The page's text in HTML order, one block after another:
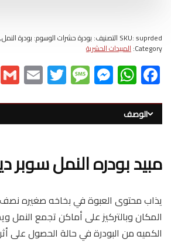
SKU:suprded التصنيف: بودرة حشرات الوسوم: بودرة النمل, مبيد النمل, مبيد بودره
Category: المبيدات الحشرية
F
ac
e
b
ok
W
h
at
s
p
p
M
es
se
n
g
er
M
es
sa
g
e
T
wi
tt
er
E
m
ail الوصف
مبيد بودره النمل سوبر
يذاب محتوى العبوة في بخاخه صغيره
المكان وبالتركيز على أماكن تجمع
الكميه من البودرة في حالة الحصول على